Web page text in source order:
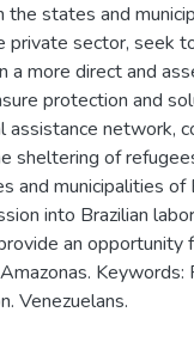
states and
private sector, seek
a more direct and
protection and
network,
sheltering of
and municipalities of
into Brazilian
an opportunity
Keywords:
Venezuelans.